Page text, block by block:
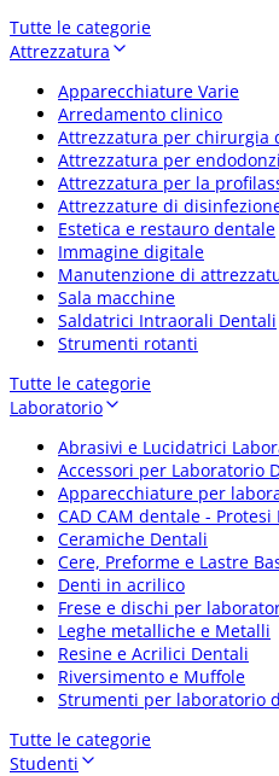
Tutte le categorie
Attrezzatura
Apparecchiature Varie
Arredamento clinico
Attrezzatura per chirurgia
Attrezzatura per
Attrezzatura per la
Attrezzature di
Estetica e restauro dentale
Immagine digitale
Manutenzione di
Sala macchine
Saldatrici Intraorali Dentali
Strumenti rotanti
Tutte le categorie
Laboratorio
Abrasivi e Lucidatrici
Accessori per Laboratorio
Apparecchiature per
CAD CAM dentale - Protesi
Ceramiche Dentali
Cere, Preforme e Lastre
Denti in acrilico
Frese e dischi per
Leghe metalliche e Metalli
Resine e Acrilici Dentali
Riversimento e Muffole
Strumenti per laboratorio
Tutte le categorie
Studenti